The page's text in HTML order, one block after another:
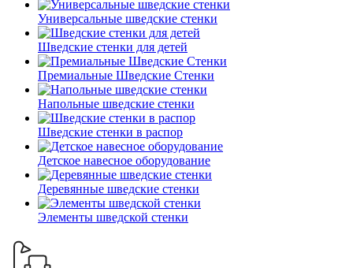
Универсальные шведские стенки
Шведские стенки для детей
Премиальные Шведские Стенки
Напольные шведские стенки
Шведские стенки в распор
Детское навесное оборудование
Деревянные шведские стенки
Элементы шведской стенки